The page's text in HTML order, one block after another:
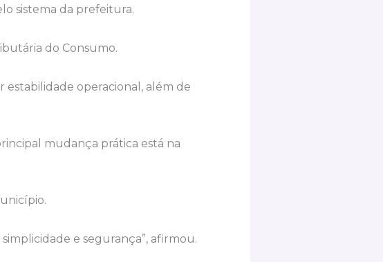
sistema da prefeitura.
do Consumo.
estabilidade operacional, além de
mudança prática está na
e segurança”, afirmou.